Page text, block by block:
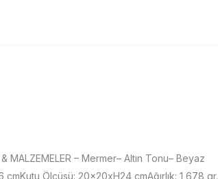
MALZEMELER – Mermer– Altın Tonu– Beyaz
Ölçüsü: 20x20xH24 cmAğırlık: 1,678 gr.